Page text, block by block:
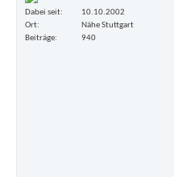
Dabei seit
10.10.2002
Ort
Nähe Stuttgart
Beiträge
940